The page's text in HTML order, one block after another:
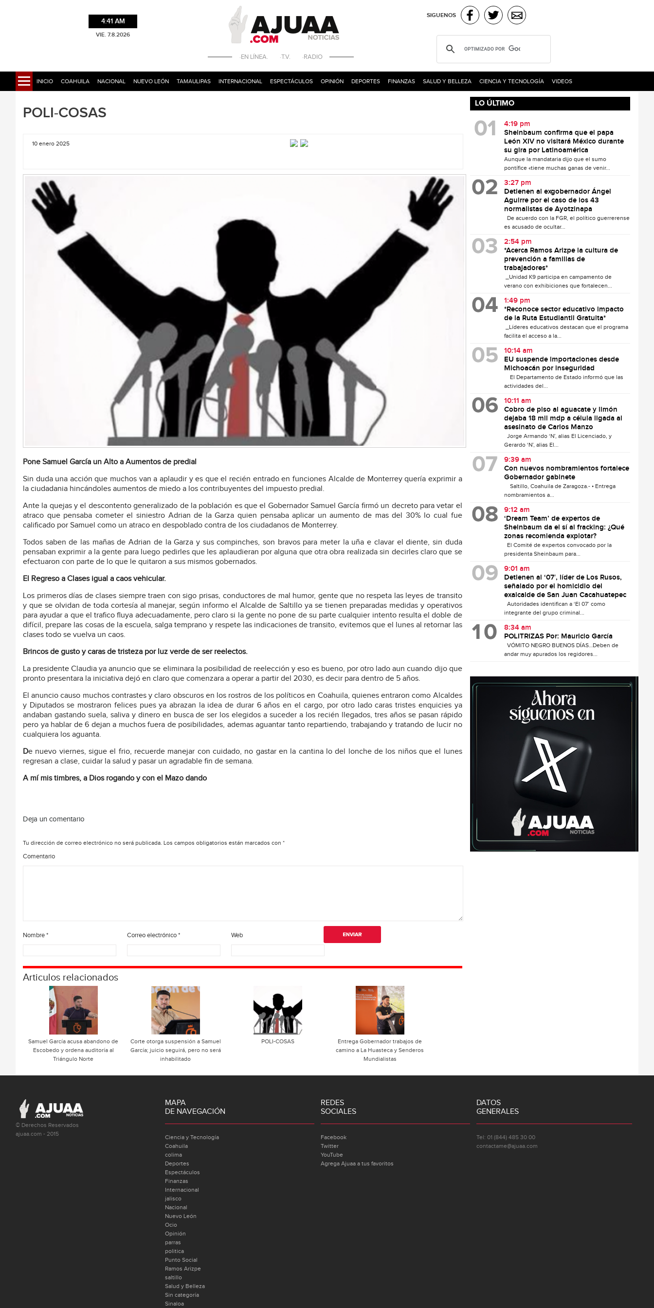
4:41 AM
VIE. 7.8.2026
·EN LÍNEA. ·T.V. ·RADIO
SIGUENOS
INICIO COAHUILA NACIONAL NUEVO LEÓN TAMAULIPAS INTERNACIONAL ESPECTÁCULOS OPINIÓN DEPORTES FINANZAS SALUD Y BELLEZA CIENCIA Y TECNOLOGÍA VIDEOS
POLI-COSAS
10 enero 2025
Pone Samuel García un Alto a Aumentos de predial
Sin duda una acción que muchos van a aplaudir y es que el recién entrado en funciones Alcalde de Monterrey quería exprimir a
la ciudadania hincándoles aumentos de miedo a los contribuyentes del impuesto predial.
Ante la quejas y el descontento generalizado de la población es que el Gobernador Samuel García firmó un decreto para vetar el
atraco que pensaba cometer el siniestro Adrian de la Garza quien pensaba aplicar un aumento de mas del 30% lo cual fue
calificado por Samuel como un atraco en despoblado contra de los ciudadanos de Monterrey.
Todos saben de las mañas de Adrian de la Garza y sus compinches, son bravos para meter la uña e clavar el diente, sin duda
pensaban exprimir a la gente para luego pedirles que les aplaudieran por alguna que otra obra realizada sin decirles claro que se
efectuaron con parte de lo que le quitaron a sus mismos gobernados.
El Regreso a Clases igual a caos vehicular.
Los primeros días de clases siempre traen con sigo prisas, conductores de mal humor, gente que no respeta las leyes de transito
y que se olvidan de toda cortesía al manejar, según informo el Alcalde de Saltillo ya se tienen preparadas medidas y operativos
para ayudar a que el trafico fluya adecuadamente, pero claro si la gente no pone de su parte cualquier intento resulta el doble de
difícil, prepare las cosas de la escuela, salga temprano y respete las indicaciones de transito, evitemos que el lunes al retornar las
clases todo se vuelva un caos.
Brincos de gusto y caras de tristeza por luz verde de ser reelectos.
La presidente Claudia ya anuncio que se eliminara la posibilidad de reelección y eso es bueno, por otro lado aun cuando dijo que
pronto presentara la iniciativa dejó en claro que comenzara a operar a partir del 2030, es decir para dentro de 5 años.
El anuncio causo muchos contrastes y claro obscuros en los rostros de los políticos en Coahuila, quienes entraron como Alcaldes
y Diputados se mostraron felices pues ya abrazan la idea de durar 6 años en el cargo, por otro lado caras tristes enquicies ya
andaban gastando suela, saliva y dinero en busca de ser los elegidos a suceder a los recién llegados, tres años se pasan rápido
pero ya hablar de 6 dejan a muchos fuera de posibilidades, ademas aguantar tanto repartiendo, trabajando y tratando de lucir no
cualquiera los aguanta.
De nuevo viernes, sigue el frio, recuerde manejar con cuidado, no gastar en la cantina lo del lonche de los niños que el lunes
regresan a clase, cuidar la salud y pasar un agradable fin de semana.
A mí mis timbres, a Dios rogando y con el Mazo dando
Deja un comentario
Tu dirección de correo electrónico no será publicada. Los campos obligatorios están marcados con *
Comentario
Nombre* Correo electrónico* Web
Articulos relacionados
Samuel García acusa abandono de
Escobedo y ordena auditoría al
Triángulo Norte
Corte otorga suspensión a Samuel
García; juicio seguirá, pero no será
inhabilitado
POLI-COSAS
Entrega Gobernador trabajos de
camino a La Huasteca y Senderos
Mundialistas
LO ÚLTIMO
4:19 pm
Sheinbaum confirma que el papa
León XIV no visitará México durante
su gira por Latinoamérica
Aunque la mandataria dijo que el sumo
pontífice «tiene muchas ganas de venir...
3:27 pm
Detienen al exgobernador Ángel
Aguirre por el caso de los 43
normalistas de Ayotzinapa
De acuerdo con la FGR, el político guerrerense
es acusado de ocultar...
2:54 pm
*Acerca Ramos Arizpe la cultura de
prevención a familias de
trabajadores*
_Unidad K9 participa en campamento de
verano con exhibiciones que fortalecen...
1:49 pm
*Reconoce sector educativo impacto
de la Ruta Estudiantil Gratuita*
_Líderes educativos destacan que el programa
facilita el acceso a la...
10:14 am
EU suspende importaciones desde
Michoacán por inseguridad
El Departamento de Estado informó que las
actividades del...
10:11 am
Cobro de piso al aguacate y limón
dejaba 18 mil mdp a célula ligada al
asesinato de Carlos Manzo
Jorge Armando ‘N’, alias El Licenciado, y
Gerardo ‘N’, alias El...
9:39 am
Con nuevos nombramientos fortalece
Gobernador gabinete
Saltillo, Coahuila de Zaragoza.- • Entrega
nombramientos a...
9:12 am
‘Dream Team’ de expertos de
Sheinbaum da el sí al fracking: ¿Qué
zonas recomienda explotar?
El Comité de expertos convocado por la
presidenta Sheinbaum para...
9:01 am
Detienen al ‘07′, líder de Los Rusos,
señalado por el homicidio del
exalcalde de San Juan Cacahuatepec
Autoridades identifican a ‘El 07’ como
integrante del grupo criminal...
8:34 am
POLITRIZAS Por: Mauricio García
VÓMITO NEGRO BUENOS DÍAS…Deben de
andar muy apurados los regidores...
© Derechos Reservados
ajuaa.com - 2015
MAPA
DE NAVEGACIÓN
Ciencia y Tecnología
Coahuila
colima
Deportes
Espectáculos
Finanzas
Internacional
jalisco
Nacional
Nuevo León
Ocio
Opinión
parras
politica
Punto Social
Ramos Arizpe
saltillo
Salud y Belleza
Sin categoría
Sinaloa
REDES
SOCIALES
Facebook
Twitter
YouTube
Agrega Ajuaa a tus favoritos
DATOS
GENERALES
Tel: 01 (844) 485 30 00
contactame@ajuaa.com